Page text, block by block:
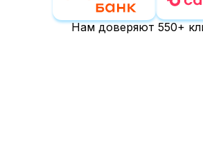
Нам доверяют 550+